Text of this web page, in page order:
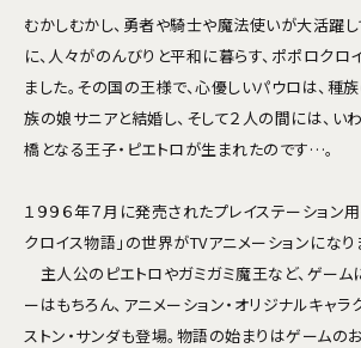
むかしむかし、勇者や騎士や魔法使いが大活躍し
に、人々がのんびりと平和に暮らす、ポポロクロ
ました。その国の王様で、心優しいパウロは、種
族の娘サニアと結婚し、そして２人の間には、
橋となる王子・ピエトロが生まれたのです…。
１９９６年７月に発売されたプレイステーション
クロイス物語」の世界がTVアニメーションになり
主人公のピエトロやガミガミ魔王など、ゲーム
ーはもちろん、アニメーション・オリジナルキャラ
ストン・サンダも登場。物語の始まりはゲームの